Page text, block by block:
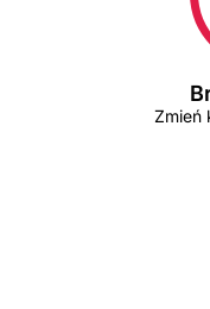
Zmień